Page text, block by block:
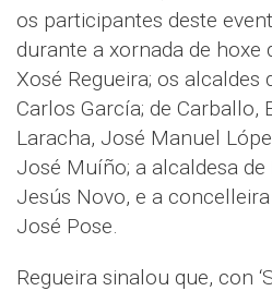
os participantes deste
durante a xornada de hoxe
Xosé Regueira; os alcaldes
Carlos García; de Carballo,
Laracha, José Manuel
José Muíño; a alcaldesa
Jesús Novo, e a
José Pose.
Regueira sinalou que, con